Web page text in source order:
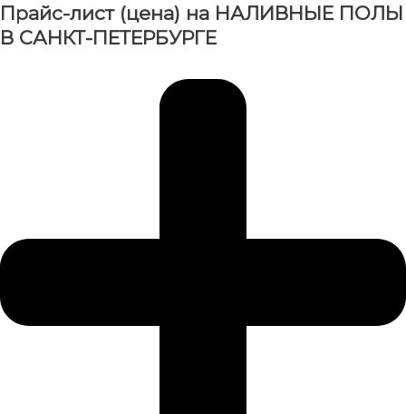
Прайс-лист (цена) на НАЛИВНЫЕ ПОЛЫ
В САНКТ-ПЕТЕРБУРГЕ